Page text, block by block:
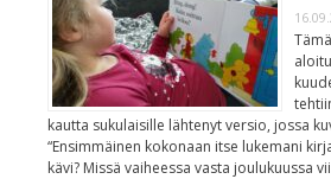
kautta sukulaisille lähtenyt versio, jossa
“Ensimmäinen kokonaan itse lukemani
kävi? Missä vaiheessa vasta joulukuussa